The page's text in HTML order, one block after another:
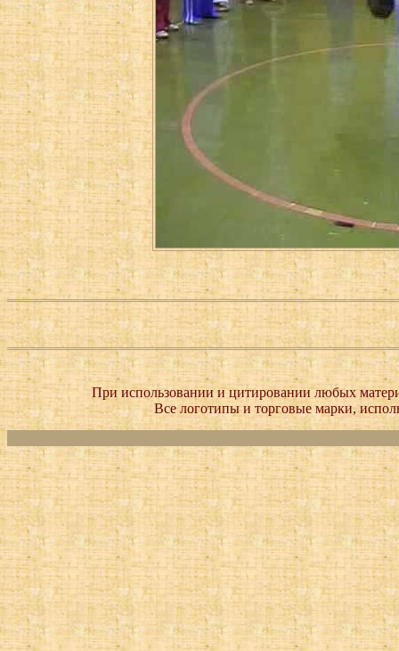
При использовании и цитировании любых
Все логотипы и торговые марки,